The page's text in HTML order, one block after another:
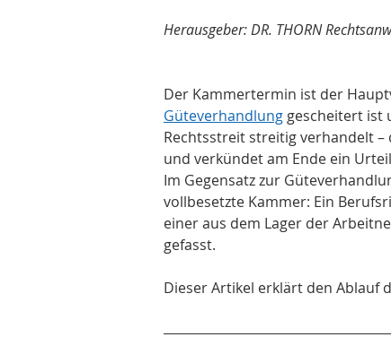
Herausgeber: DR. THORN
Der Kammertermin ist der
Güteverhandlung gescheitert ist
Rechtsstreit streitig verhandelt –
und verkündet am Ende ein
Im Gegensatz zur
vollbesetzte Kammer: Ein
einer aus dem Lager der
gefasst.
Dieser Artikel erklärt den Ablauf